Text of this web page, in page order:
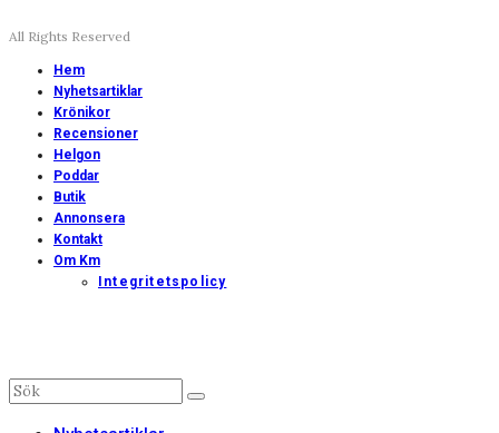
All Rights Reserved
Hem
Nyhetsartiklar
Krönikor
Recensioner
Helgon
Poddar
Butik
Annonsera
Kontakt
Om Km
Integritetspolicy